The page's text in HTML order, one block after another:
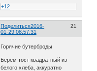
+12
Поделиться 21
2016-
01-29 08:57:31
Горячие бутерброды
Берем тост квадратный из
белого хлеба, аккуратно